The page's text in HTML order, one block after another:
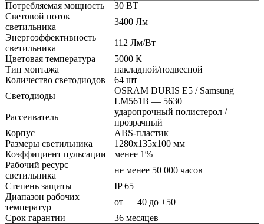
Потребляемая мощность
30 ВТ
Световой поток
светильника
3400 Лм
Энергоэффективность
светильника
112 Лм/Вт
Цветовая температура
5000 К
Тип монтажа
накладной/подвесной
Количество светодиодов
64 шт
Светодиоды
OSRAM DURIS E5 / Samsung
LM561B — 5630
Рассеиватель
ударопрочный полистерол /
прозрачный
Корпус
ABS-пластик
Размеры светильника
1280х135х100 мм
Коэффициент пульсации
менее 1%
Рабочий ресурс
светильника
не менее 50 000 часов
Степень защиты
IP 65
Диапазон рабочих
температур
от — 40 до +50
Срок гарантии
36 месяцев